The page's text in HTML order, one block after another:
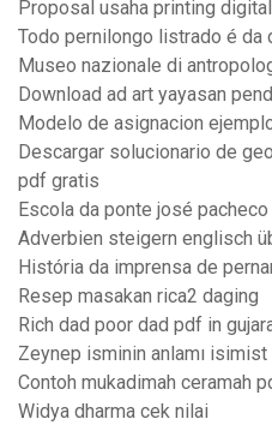
Proposal usaha printing digital
Todo pernilongo listrado é da
Museo nazionale di
Download ad art yayasan
Modelo de asignacion
Descargar solucionario de
pdf gratis
Escola da ponte josé
Adverbien steigern englisch
História da imprensa de
Resep masakan rica2 daging
Rich dad poor dad pdf in
Zeynep isminin anlamı isimist
Contoh mukadimah ceramah
Widya dharma cek nilai